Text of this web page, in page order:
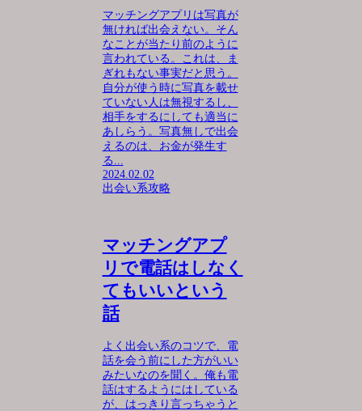
マッチングアプリは写真が
無ければ出会えない。そん
なことが当たり前のように
言われている。これは、ま
ぎれもない事実だと思う。
自分が使う時に写真を載せ
ていない人は無視するし、
相手をするにしても適当に
あしらう。写真無しで出会
えるのは、お金が発生す
る...
2024.02.02
出会い系攻略
マッチングアプ
リで電話はしなく
てもいいという
話
よく出会い系のコツで、電
話を会う前にした方がいい
みたいなのを聞く。俺も電
話はするようにはしている
が、はっきり言っちゃうと